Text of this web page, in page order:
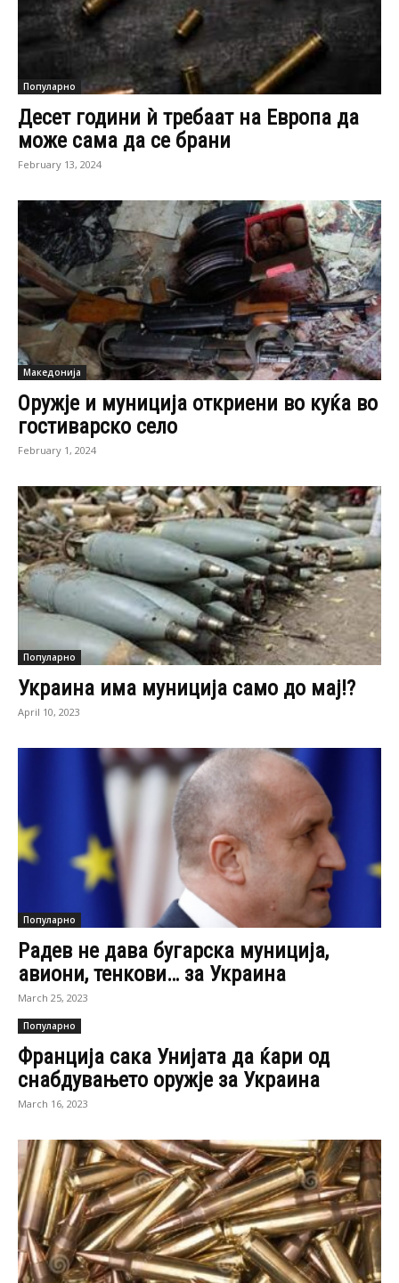
Популарно
Десет години ѝ требаат на Европа да
може сама да се брани
February 13, 2024
Македонија
Оружје и муниција откриени во куќа во
гостиварско село
February 1, 2024
Популарно
Украина има муниција само до мај!?
April 10, 2023
Популарно
Радев не дава бугарска муниција,
авиони, тенкови… за Украина
March 25, 2023
Популарно
Франција сака Унијата да ќари од
снабдувањето оружје за Украина
March 16, 2023